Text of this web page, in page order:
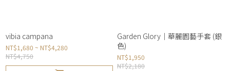
vibia campana
NT$1,680 ~ NT$4,280
NT$4,750
Garden Glory｜華麗園藝手套 (銀
色)
NT$1,950
NT$2,180